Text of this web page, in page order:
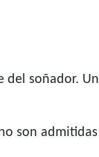
soñador.
son